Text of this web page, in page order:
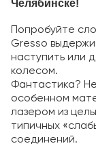
Челябинске!
Попробуйте
Gresso
наступить или
колесом.
Фантастика?
особенном
лазером из
типичных
соединений.